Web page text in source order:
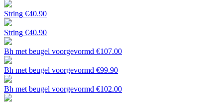
String €40.90
String €40.90
Bh met beugel voorgevormd €107.00
Bh met beugel voorgevormd €99.90
Bh met beugel voorgevormd €102.00